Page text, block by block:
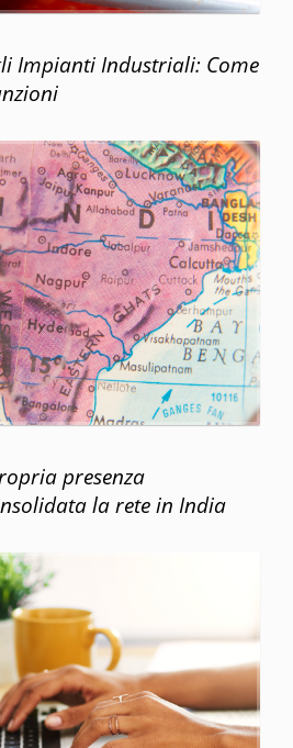
Impianti Industriali: Come
presenza
la rete in India